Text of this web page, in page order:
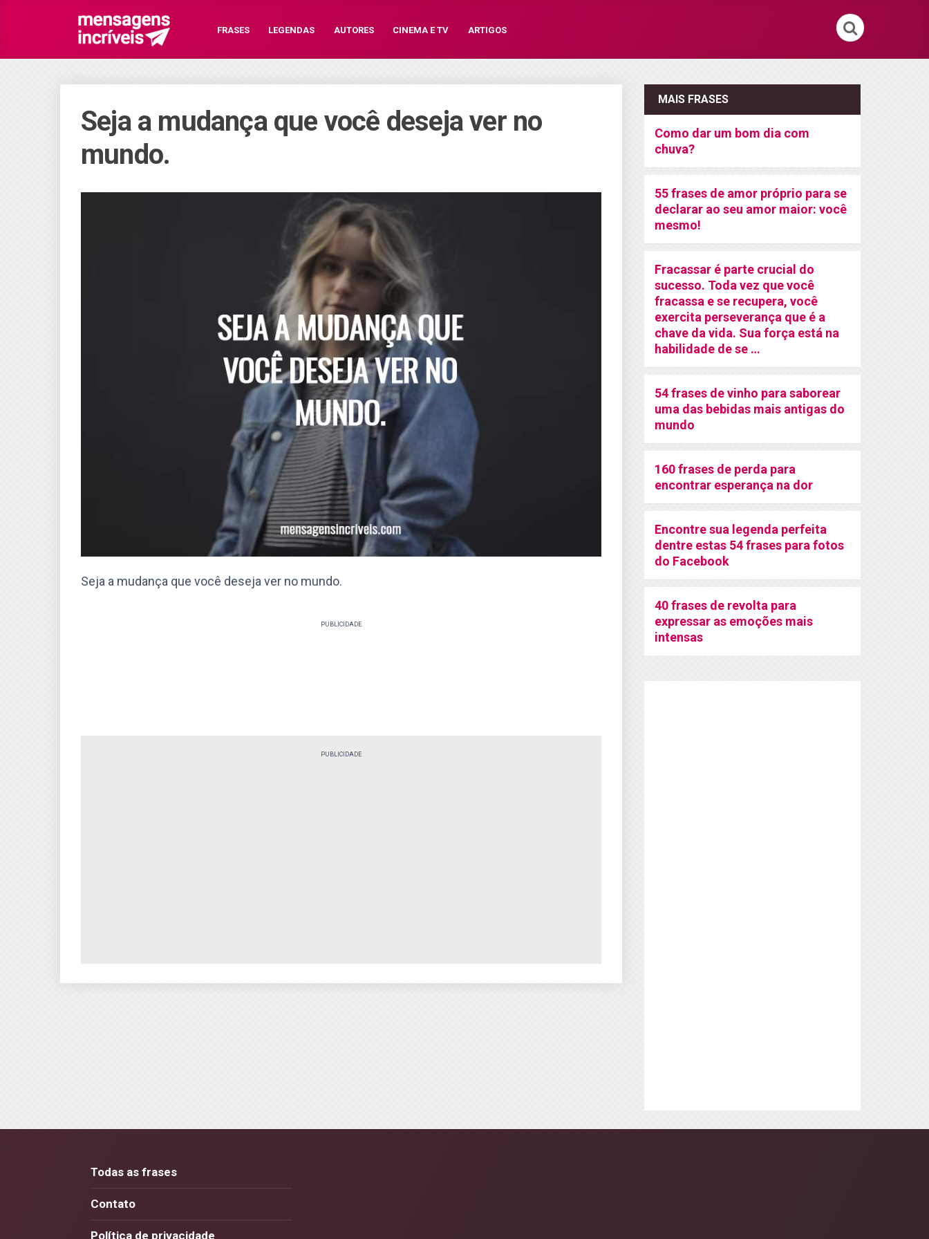
FRASES LEGENDAS AUTORES CINEMA E TV ARTIGOS
Seja a mudança que você deseja ver no
mundo.
Seja a mudança que você deseja ver no mundo.
PUBLICIDADE
PUBLICIDADE
MAIS FRASES
Como dar um bom dia com
chuva?
55 frases de amor próprio para se
declarar ao seu amor maior: você
mesmo!
Fracassar é parte crucial do
sucesso. Toda vez que você
fracassa e se recupera, você
exercita perseverança que é a
chave da vida. Sua força está na
habilidade de se …
54 frases de vinho para saborear
uma das bebidas mais antigas do
mundo
160 frases de perda para
encontrar esperança na dor
Encontre sua legenda perfeita
dentre estas 54 frases para fotos
do Facebook
40 frases de revolta para
expressar as emoções mais
intensas
Todas as frases
Contato
Política de privacidade